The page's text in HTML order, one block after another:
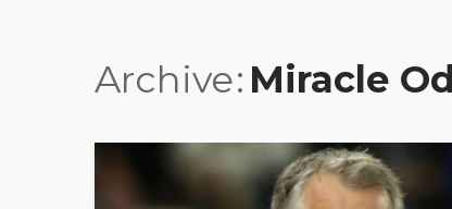
Archive Miracle